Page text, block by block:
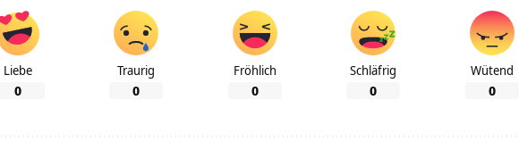
Liebe
0
Traurig
0
Fröhlich
0
Schläfrig
0
Wütend
0